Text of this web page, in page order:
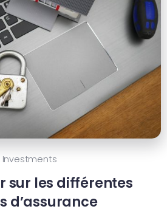
Investments
sur les différentes
d’assurance